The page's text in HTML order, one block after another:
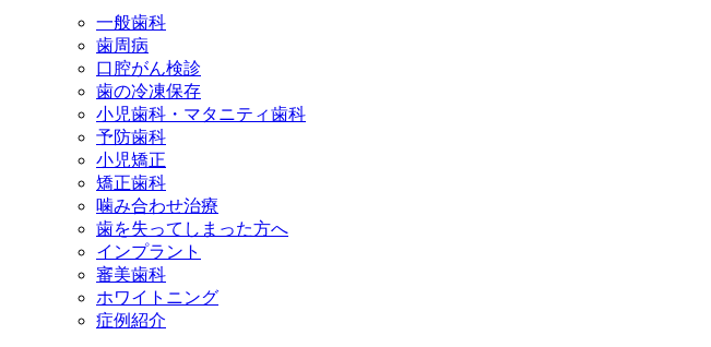
一般歯科
歯周病
口腔がん検診
歯の冷凍保存
小児歯科・マタニティ歯科
予防歯科
小児矯正
矯正歯科
噛み合わせ治療
歯を失ってしまった方へ
インプラント
審美歯科
ホワイトニング
症例紹介